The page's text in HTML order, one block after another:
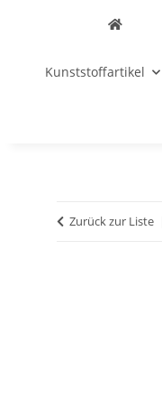
Kunststoffartikel
Zurück zur Liste